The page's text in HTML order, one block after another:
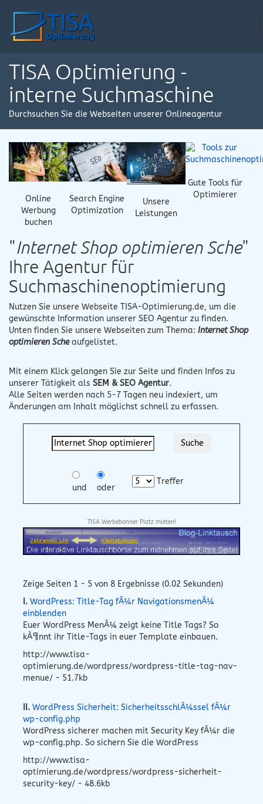
TISA Optimierung -
interne Suchmaschine
Durchsuchen Sie die Webseiten unserer Onlineagentur
Online
Werbung
buchen
Search Engine
Optimization
Unsere
Leistungen
Gute Tools für
Optimierer
"Internet Shop optimieren Sche"
Ihre Agentur für
Suchmaschinenoptimierung
Nutzen Sie unsere Webseite TISA-Optimierung.de, um die
gewünschte Information unserer SEO Agentur zu finden.
Unten finden Sie unsere Webseiten zum Thema: Internet Shop
optimieren Scheaufgelistet.
Mit einem Klick gelangen Sie zur Seite und finden Infos zu
unserer Tätigkeit als SEM & SEO Agentur.
Alle Seiten werden nach 5-7 Tagen neu indexiert, um
Änderungen am Inhalt möglichst schnell zu erfassen.
und oder
Treffer
TISA Werbebanner Platz mieten!
Zeige Seiten 1 - 5 von 8 Ergebnisse (0.02 Sekunden)
I. WordPress: Title-Tag fÃ¼r NavigationsmenÃ¼
einblenden
Euer WordPress MenÃ¼ zeigt keine Title Tags? So
kÃ¶nnt ihr Title-Tags in euer Template einbauen.
http://www.tisa-
optimierung.de/wordpress/wordpress-title-tag-nav-
menue/ - 51.7kb
II. WordPress Sicherheit: SicherheitsschlÃ¼ssel fÃ¼r
wp-config.php
WordPress sicherer machen mit Security Key fÃ¼r die
wp-config.php. So sichern Sie die WordPress
http://www.tisa-
optimierung.de/wordpress/wordpress-sicherheit-
security-key/ - 48.6kb